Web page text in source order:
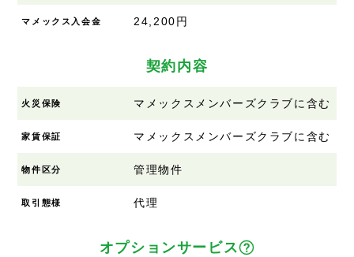
マメックス入会金 24,200円
契約内容
火災保険 マメックスメンバーズクラブに含む
家賃保証 マメックスメンバーズクラブに含む
物件区分 管理物件
取引態様 代理
オプションサービス